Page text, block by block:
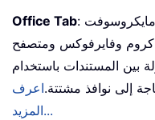
Office Tab
وفايرفوكس ومتصفح
بين المستندات باستخدام
إلى نوافذ مشتتة.اعرف
المزيد...